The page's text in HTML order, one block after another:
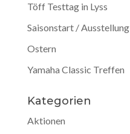
Töff Testtag in Lyss
Saisonstart / Ausstellung
Ostern
Yamaha Classic Treffen
Kategorien
Aktionen